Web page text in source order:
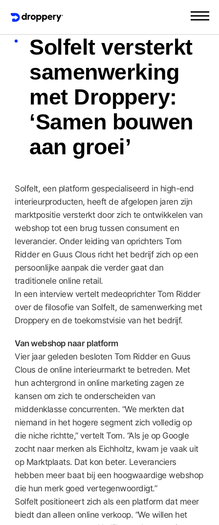
Solfelt versterkt
samenwerking
met Droppery:
‘Samen bouwen
aan groei’
Solfelt, een platform gespecialiseerd in high-end
interieurproducten, heeft de afgelopen jaren zijn
marktpositie versterkt door zich te ontwikkelen van
webshop tot een brug tussen consument en
leverancier. Onder leiding van oprichters Tom
Ridder en Guus Clous richt het bedrijf zich op een
persoonlijke aanpak die verder gaat dan
traditionele online retail.
In een interview vertelt medeoprichter Tom Ridder
over de filosofie van Solfelt, de samenwerking met
Droppery en de toekomstvisie van het bedrijf.
Van webshop naar platform
Vier jaar geleden besloten Tom Ridder en Guus
Clous de online interieurmarkt te betreden. Met
hun achtergrond in online marketing zagen ze
kansen om zich te onderscheiden van
middenklasse concurrenten. “We merkten dat
niemand in het hogere segment zich volledig op
die niche richtte,” vertelt Tom. “Als je op Google
zocht naar merken als Eichholtz, kwam je vaak uit
op Marktplaats. Dat kon beter. Leveranciers
hebben meer baat bij een hoogwaardige webshop
die hun merk goed vertegenwoordigt.”
Solfelt positioneert zich als een platform dat meer
biedt dan alleen online verkoop. “We willen het